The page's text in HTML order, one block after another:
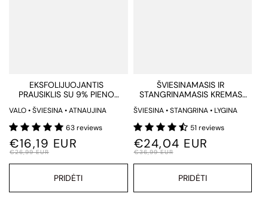
EKSFOLIJUOJANTIS
PRAUSIKLIS SU 9% PIENO
VALO • ŠVIESINA • ATNAUJINA
63 reviews
€16,19 EUR
€26,99 EUR
PRIDĖTI
ŠVIESINAMASIS IR
STANGRINAMASIS KREMAS
SU DMAE IR PIENO RŪGŠTIMI
ŠVIESINA • STANGRINA • LYGINA
51 reviews
€24,04 EUR
€36,99 EUR
PRIDĖTI